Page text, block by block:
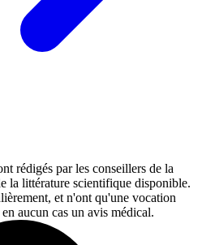
rédigés par les conseillers de la
la littérature scientifique disponible.
et n'ont qu'une vocation
aucun cas un avis médical.